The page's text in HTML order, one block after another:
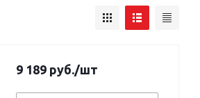
9 189 руб./шт